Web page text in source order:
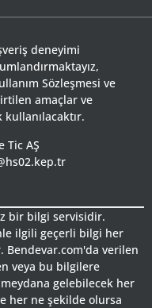
deneyimi
Sözleşmesi ve
amaçlar ve
Tic AŞ
bir bilgi servisidir.
ilgili geçerli bilgi her
Bendevar.com'da verilen
veya bu bilgilere
gelebilecek her
her ne şekilde olursa